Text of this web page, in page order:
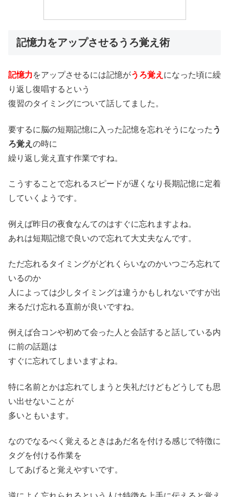
記憶力をアップさせるうろ覚え術
記憶力をアップさせるには記憶がうろ覚え になった頃に繰
り返し復唱するという
復習のタイミングについて話してました。
要するに脳の短期記憶に入った記憶を忘れそうになった う
ろ覚え の時に
繰り返し覚え直す作業ですね。
こうすることで忘れるスピードが遅くなり長期記憶に定着
していくようです。
例えば昨日の夜食なんてのはすぐに忘れますよね。
あれは短期記憶で良いので忘れて大丈夫なんです。
ただ忘れるタイミングがどれくらいなのかいつごろ忘れて
いるのか
人によっては少しタイミングは違うかもしれないですが出
来るだけ忘れる直前が良いですね。
例えば合コンや初めて会った人と会話すると話している内
に前の話題は
すぐに忘れてしまいますよね。
特に名前とかは忘れてしまうと失礼だけどもどうしても思
い出せないことが
多いともいます。
なのでなるべく覚えるときはあだ名を付ける感じで特徴に
タグを付ける作業を
してあげると覚えやすいです。